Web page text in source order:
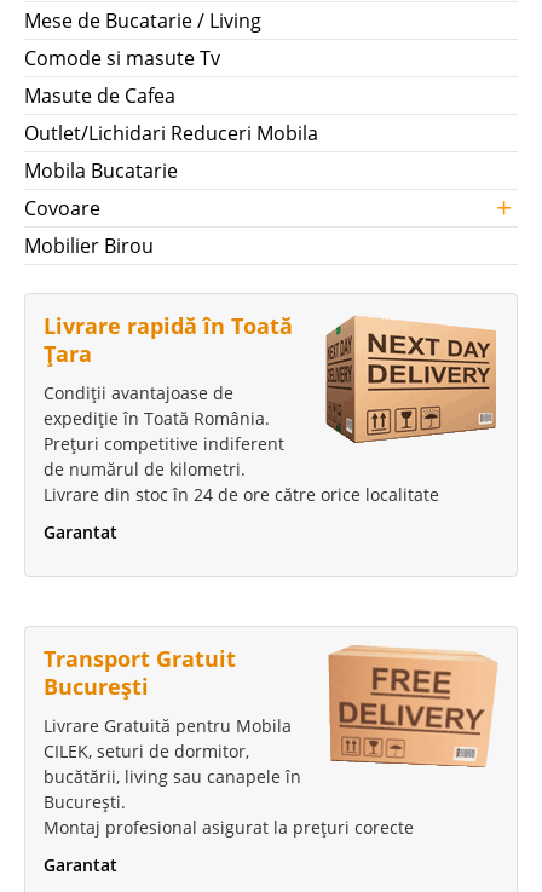
Mese de Bucatarie / Living
Comode si masute Tv
Masute de Cafea
Outlet/Lichidari Reduceri Mobila
Mobila Bucatarie
Covoare
+
Mobilier Birou
Livrare rapidă în Toată
Țara
Condiții avantajoase de
expediție în Toată România.
Prețuri competitive indiferent
de numărul de kilometri.
Livrare din stoc în 24 de ore către orice localitate
Garantat
Transport Gratuit
București
Livrare Gratuită pentru Mobila
CILEK, seturi de dormitor,
bucătării, living sau canapele în
București.
Montaj profesional asigurat la prețuri corecte
Garantat